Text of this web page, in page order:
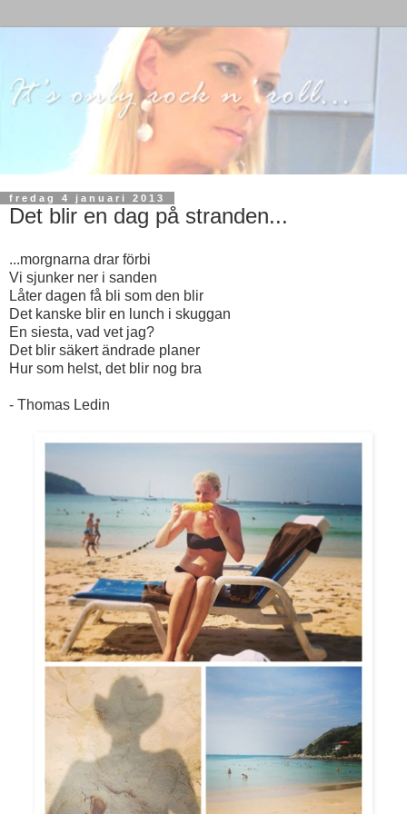
fredag 4 januari 2013
Det blir en dag på stranden...
...morgnarna drar förbi
Vi sjunker ner i sanden
Låter dagen få bli som den blir
Det kanske blir en lunch i skuggan
En siesta, vad vet jag?
Det blir säkert ändrade planer
Hur som helst, det blir nog bra
- Thomas Ledin